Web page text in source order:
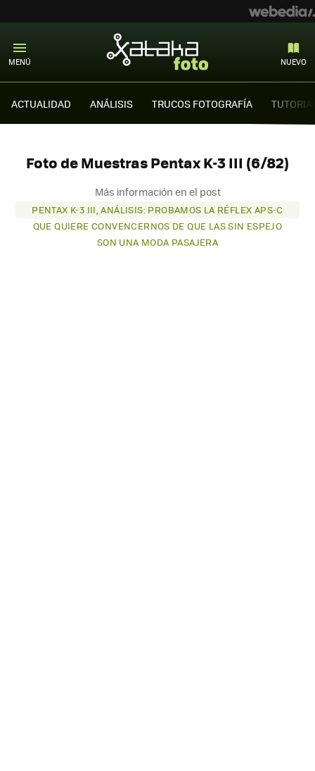
MENÚ NUEVO
ACTUALIDAD ANÁLISIS TRUCOS FOTOGRAFÍA
Foto de Muestras Pentax K-3 III (6/82)
Más información en el post
PENTAX K-3 III, ANÁLISIS: PROBAMOS LA RÉFLEX APS-C
QUE QUIERE CONVENCERNOS DE QUE LAS SIN ESPEJO
SON UNA MODA PASAJERA